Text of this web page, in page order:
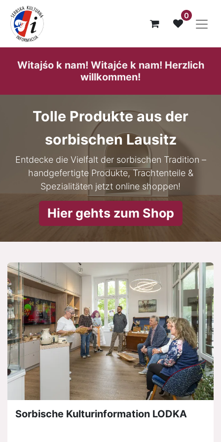
0
Witajśo k nam! Witajće k nam! He​rzlich
willk​ommen!
Tolle Produkte aus der
sorbischen Lausitz
Entdecke die Vielfalt der sorbischen Tradition –
handgefertigte Produkte, Trachtenteile &
Spezialitäten jetzt online shoppen!
Hier gehts zum Shop
Sorbische Kulturinformation LODKA